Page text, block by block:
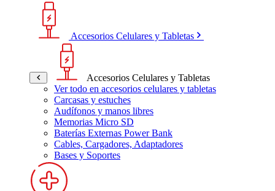
Accesorios Celulares y Tabletas
Accesorios Celulares y Tabletas
Ver todo en accesorios celulares y tabletas
Carcasas y estuches
Audífonos y manos libres
Memorias Micro SD
Baterías Externas Power Bank
Cables, Cargadores, Adaptadores
Bases y Soportes